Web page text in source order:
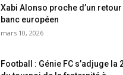
Xabi Alonso proche d’un
banc européen
mars 10, 2026
Football : Génie FC s’adjuge la